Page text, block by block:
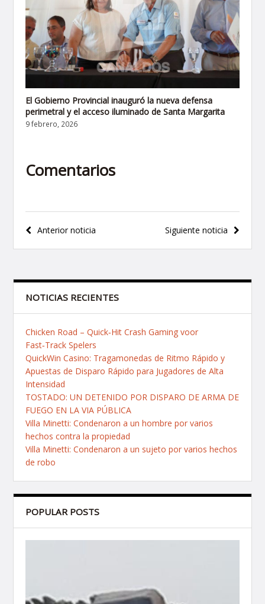
El Gobierno Provincial inauguró la nueva defensa
perimetral y el acceso iluminado de Santa Margarita
9 febrero, 2026
Comentarios
Navegación
de
Siguiente noticia
Anterior noticia
NOTICIAS RECIENTES
Chicken Road – Quick‑Hit Crash Gaming voor
Fast‑Track Spelers
QuickWin Casino: Tragamonedas de Ritmo Rápido y
Apuestas de Disparo Rápido para Jugadores de Alta
Intensidad
TOSTADO: UN DETENIDO POR DISPARO DE ARMA DE
FUEGO EN LA VIA PÚBLICA
Villa Minetti: Condenaron a un hombre por varios
hechos contra la propiedad
Villa Minetti: Condenaron a un sujeto por varios hechos
de robo
POPULAR POSTS